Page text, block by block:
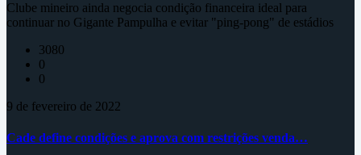
Clube mineiro ainda negocia condição financeira ideal para
continuar no Gigante Pampulha e evitar "ping-pong" de estádios
3080
0
0
9 de fevereiro de 2022
Cade define condições e aprova com restrições venda…